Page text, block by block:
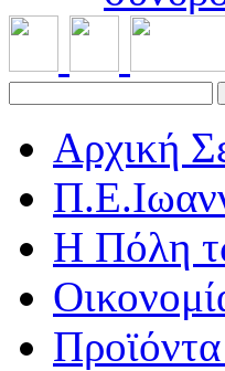
Αρχική
Η Πόλη